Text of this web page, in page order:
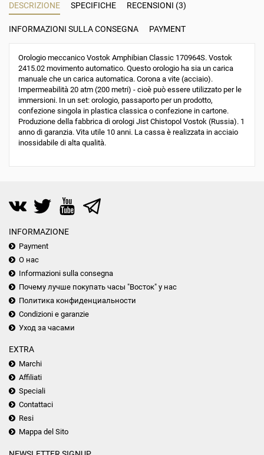
DESCRIZIONE SPECIFICHE RECENSIONI (3)
INFORMAZIONI SULLA CONSEGNA PAYMENT
Orologio meccanico Vostok Amphibian Classic 170964S. Vostok
2415.02 movimento automatico. Questo orologio ha sia un carica
manuale che un carica automatica. Corona a vite (acciaio).
Impermeabilità 20 atm (200 metri) - cioè può essere utilizzato per le
immersioni. In un set: orologio, passaporto per un prodotto,
confezione singola in plastica classica o confezione in cartone.
Produzione della fabbrica di orologi Jist Chistopol Vostok (Russia). 1
anno di garanzia. Vita utile 10 anni. La cassa è realizzata in acciaio
inossidabile di alta qualità.
INFORMAZIONE
Payment
О нас
Informazioni sulla consegna
Почему лучше покупать часы "Восток" у нас
Политика конфиденциальности
Condizioni e garanzie
Уход за часами
EXTRA
Marchi
Affiliati
Speciali
Contattaci
Resi
Mappa del Sito